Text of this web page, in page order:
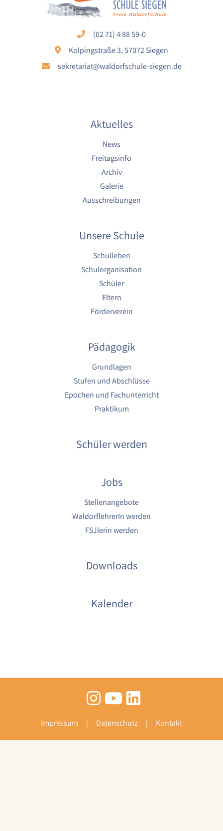
(02 71) 4 88 59-0
Kolpingstraße 3, 57072 Siegen
sekretariat@waldorfschule-siegen.de
Aktuelles
News
Freitagsinfo
Archiv
Galerie
Ausschreibungen
Unsere Schule
Schulleben
Schulorganisation
Schüler
Eltern
Förderverein
Pädagogik
Grundlagen
Stufen und Abschlüsse
Epochen und Fachunterricht
Praktikum
Schüler werden
Jobs
Stellenangebote
WaldorflehrerIn werden
FSJlerin werden
Downloads
Kalender
Impressum Datenschutz Kontakt
Name:
YouTube
YouTube
Zweck: